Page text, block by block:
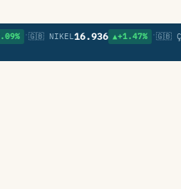
•🇬🇧 NIKEL16.936 ▲+1.47% •🇬🇧 ÇINKO